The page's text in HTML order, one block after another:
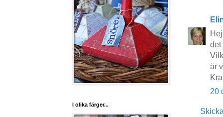
det
är
20
I olika färger...